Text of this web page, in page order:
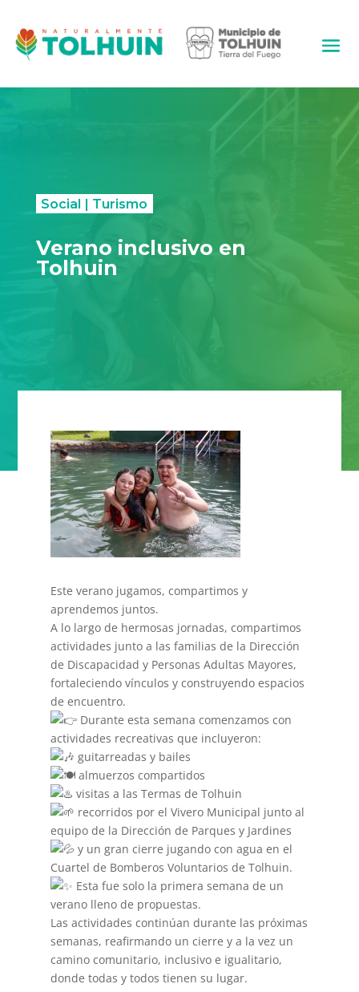
Social | Turismo
Verano inclusivo en
Tolhuin
Este verano jugamos, compartimos y
aprendemos juntos.
A lo largo de hermosas jornadas, compartimos
actividades junto a las familias de la Dirección
de Discapacidad y Personas Adultas Mayores,
fortaleciendo vínculos y construyendo espacios
de encuentro.
Durante esta semana comenzamos con
actividades recreativas que incluyeron:
guitarreadas y bailes
almuerzos compartidos
visitas a las Termas de Tolhuin
recorridos por el Vivero Municipal junto al
equipo de la Dirección de Parques y Jardines
y un gran cierre jugando con agua en el
Cuartel de Bomberos Voluntarios de Tolhuin.
Esta fue solo la primera semana de un
verano lleno de propuestas.
Las actividades continúan durante las próximas
semanas, reafirmando un cierre y a la vez un
camino comunitario, inclusivo e igualitario,
donde todas y todos tienen su lugar.